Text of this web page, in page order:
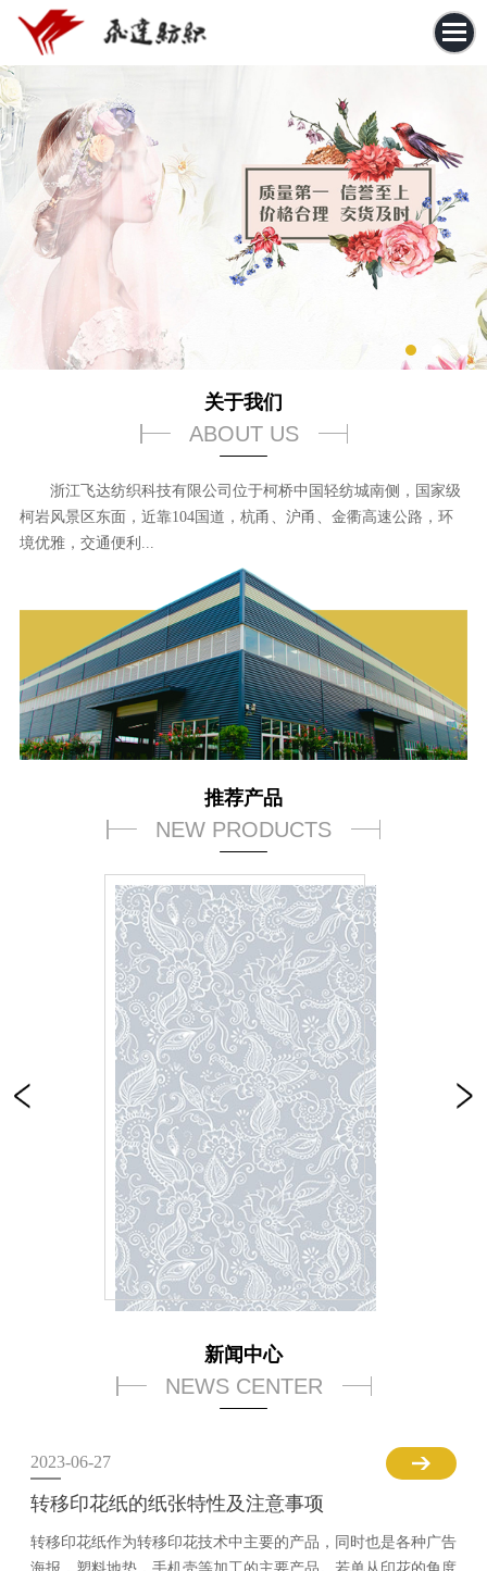
关于我们
ABOUT US
浙江飞达纺织科技有限公司位于柯桥中国轻纺城南侧，国家级
柯岩风景区东面，近靠104国道，杭甬、沪甬、金衢高速公路，环
境优雅，交通便利...
推荐产品
NEW PRODUCTS
新闻中心
NEWS CENTER
2023-06-27
转移印花纸的纸张特性及注意事项
转移印花纸作为转移印花技术中主要的产品，同时也是各种广告